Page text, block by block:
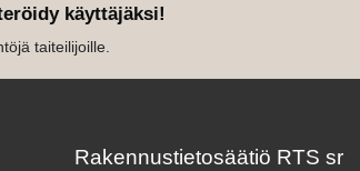
käyttäjäksi!
taiteilijoille.
Rakennustietosäätiö RTS sr